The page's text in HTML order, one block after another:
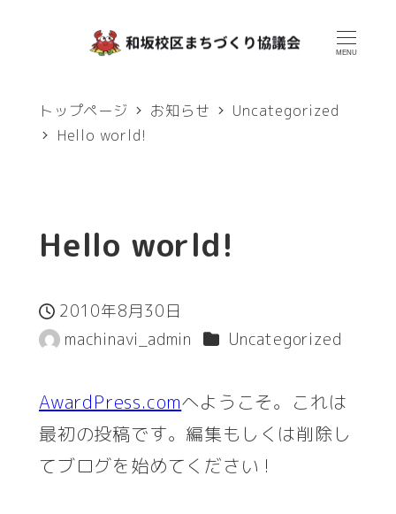
MENU
トップページ お知らせ
Uncategorized
Hello world!
Hello world!
投稿日
2010年8月30日
著
machinavi_admin カテゴリー
Uncategorized
AwardPress.comへようこそ。これは
最初の投稿です。編集もしくは削除し
てブログを始めてください !